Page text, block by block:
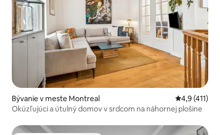
Bývanie v meste Montreal Priemerné
4,9 (411)
Okúzľujúci a útulný domov v srdcom na náhornej plošine